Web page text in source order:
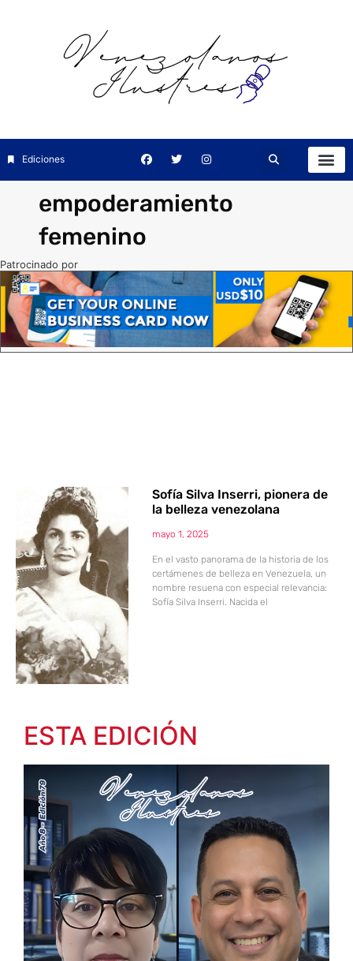
Ediciones
empoderamiento
femenino
Patrocinado por
Sofía Silva Inserri, pionera de
la belleza venezolana
mayo 1, 2025
En el vasto panorama de la historia de los
certámenes de belleza en Venezuela, un
nombre resuena con especial relevancia:
Sofía Silva Inserri. Nacida el
ESTA EDICIÓN